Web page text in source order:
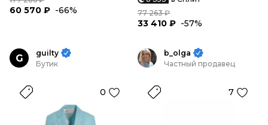
60 570 ₽ -66%
77 263 ₽
33 410 ₽ -57%
G
guilty
Бутик
0
b_olga
Частный продавец
7